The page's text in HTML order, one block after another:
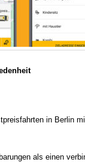
in Berlin
als einen